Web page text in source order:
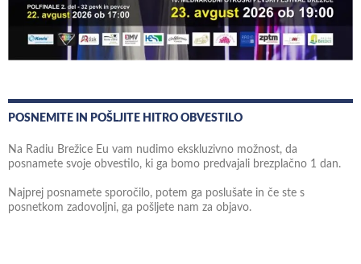
POSNEMITE IN POŠLJITE HITRO OBVESTILO
Na Radiu Brežice Eu vam nudimo ekskluzivno možnost, da
posnamete svoje obvestilo, ki ga bomo predvajali brezplačno 1 dan.
Najprej posnamete sporočilo, potem ga poslušate in če ste s
posnetkom zadovoljni, ga pošljete nam za objavo.